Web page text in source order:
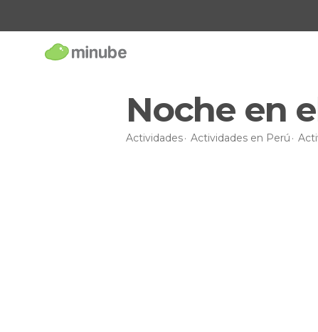
Noche en
Actividades Actividades en Perú